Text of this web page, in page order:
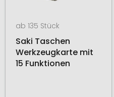
ab 135 Stück
Saki Taschen
Werkzeugkarte mit
15 Funktionen